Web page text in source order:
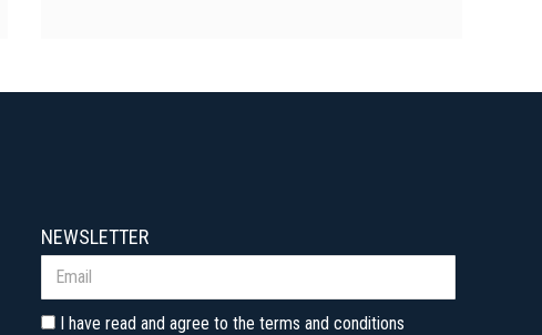
NEWSLETTER
I have read and agree to the terms and conditions